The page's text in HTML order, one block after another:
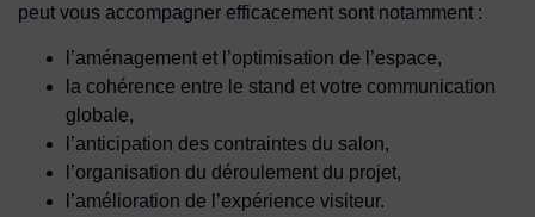
peut vous accompagner efficacement sont notamment :
l’aménagement et l’optimisation de l’espace,
la cohérence entre le stand et votre communication
globale,
l’anticipation des contraintes du salon,
l’organisation du déroulement du projet,
l’amélioration de l’expérience visiteur.